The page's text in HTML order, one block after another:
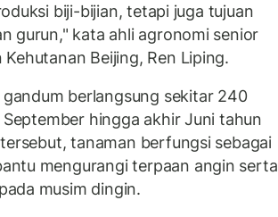
biji-bijian, tetapi juga tujuan
gurun," kata ahli agronomi senior
Beijing, Ren Liping.
berlangsung sekitar 240
hingga akhir Juni tahun
tanaman berfungsi sebagai
mengurangi terpaan angin serta
musim dingin.